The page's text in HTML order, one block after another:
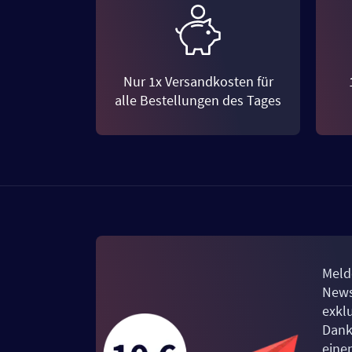
Nur 1x Versandkosten für
alle Bestellungen des Tages